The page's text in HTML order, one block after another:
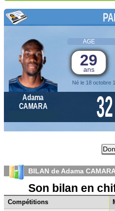
AGE
29
ans
Né le 18 octobre
Adama
CAMARA
32
BILAN de Adama
Son bilan en
Compétitions